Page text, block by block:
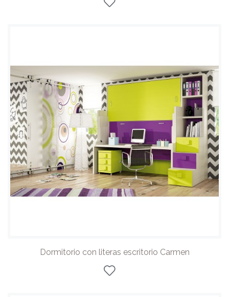
Dormitorio con literas escritorio Carmen